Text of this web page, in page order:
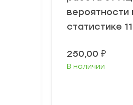
вероятности
статистике
250,00 ₽
В наличии